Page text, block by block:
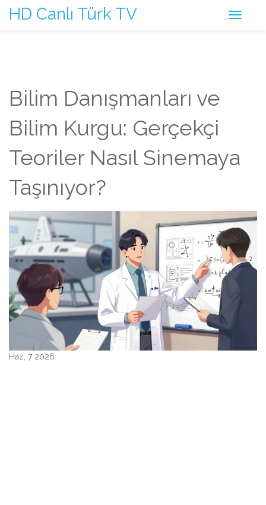
HD Canlı Türk TV
Bilim Danışmanları ve
Bilim Kurgu: Gerçekçi
Teoriler Nasıl Sinemaya
Taşınıyor?
Haz, 7 2026